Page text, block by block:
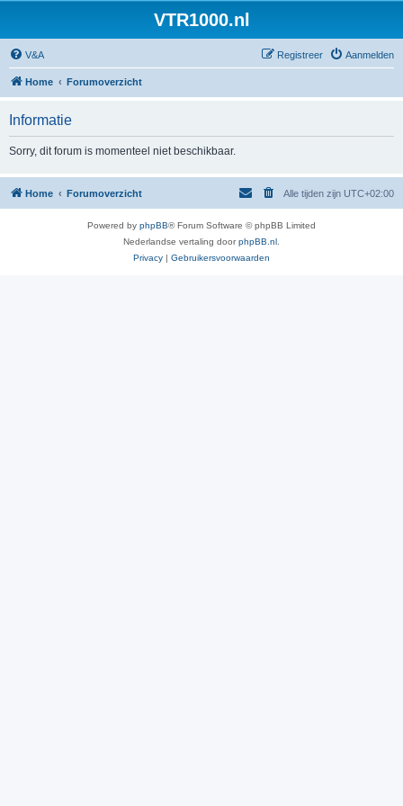
VTR1000.nl
V&A Aanmelden
Registreer
Home Forumoverzicht
Informatie
Sorry, dit forum is momenteel niet beschikbaar.
Home Forumoverzicht Alle tijden zijn UTC+02:00
Powered by phpBB® Forum Software © phpBB Limited
Nederlandse vertaling doorphpBB.nl
Privacy | Gebruikersvoorwaarden